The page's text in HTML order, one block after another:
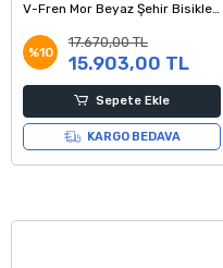
V-Fren Mor Beyaz Şehir Bisikleti
%10
17.670,00 TL
15.903,00 TL
Sepete Ekle
KARGO BEDAVA